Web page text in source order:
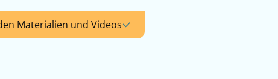
Materialien und Videos